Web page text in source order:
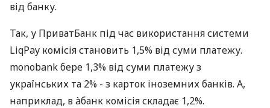
від банку.
Так, у ПриватБанк під час використання системи
LiqPay комісія становить 1,5% від суми платежу.
monobank бере 1,3% від суми платежу з
українських та 2% - з карток іноземних банків. А,
наприклад, в àбанк комісія складає 1,2%.